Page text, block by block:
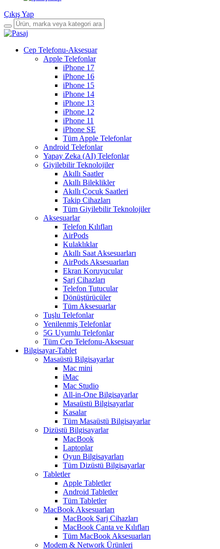
Çıkış Yap
Cep Telefonu-Aksesuar
Apple Telefonlar
iPhone 17
iPhone 16
iPhone 15
iPhone 14
iPhone 13
iPhone 12
iPhone 11
iPhone SE
Tüm Apple Telefonlar
Android Telefonlar
Yapay Zeka (AI) Telefonlar
Giyilebilir Teknolojiler
Akıllı Saatler
Akıllı Bileklikler
Akıllı Çocuk Saatleri
Takip Cihazları
Tüm Giyilebilir Teknolojiler
Aksesuarlar
Telefon Kılıfları
AirPods
Kulaklıklar
Akıllı Saat Aksesuarları
AirPods Aksesuarları
Ekran Koruyucular
Şarj Cihazları
Telefon Tutucular
Dönüştürücüler
Tüm Aksesuarlar
Tuşlu Telefonlar
Yenilenmiş Telefonlar
5G Uyumlu Telefonlar
Tüm Cep Telefonu-Aksesuar
Bilgisayar-Tablet
Masaüstü Bilgisayarlar
Mac mini
iMac
Mac Studio
All-in-One Bilgisayarlar
Masaüstü Bilgisayarlar
Kasalar
Tüm Masaüstü Bilgisayarlar
Dizüstü Bilgisayarlar
MacBook
Laptoplar
Oyun Bilgisayarları
Tüm Dizüstü Bilgisayarlar
Tabletler
Apple Tabletler
Android Tabletler
Tüm Tabletler
MacBook Aksesuarları
MacBook Şarj Cihazları
MacBook Çanta ve Kılıfları
Tüm MacBook Aksesuarları
Modem & Network Ürünleri